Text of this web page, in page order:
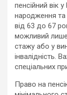
пенсійний вік
народження та
від 63 до 67
можливий лише
стажу або у
інвалідність.
спеціальних
Право на